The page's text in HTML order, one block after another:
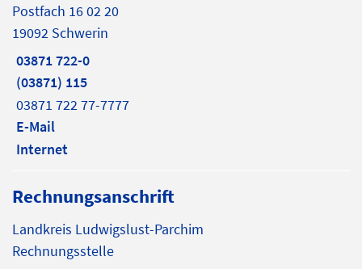
Postfach 16 02 20
19092 Schwerin
03871 722-0
(03871) 115
03871 722 77-7777
E-Mail
Internet
Rechnungsanschrift
Landkreis Ludwigslust-Parchim
Rechnungsstelle